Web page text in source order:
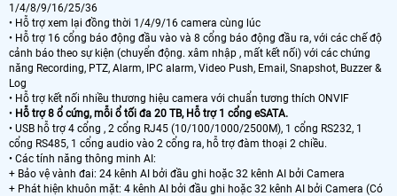
1/4/8/9/16/25/36
• Hỗ trợ xem lại đồng thời 1/4/9/16 camera cùng lúc
• Hỗ trợ 16 cổng báo động đầu vào và 8 cổng báo động đầu ra, với các chế độ
cảnh báo theo sự kiện (chuyển động. xâm nhập , mất kết nối) với các chứng
năng Recording, PTZ, Alarm, IPC alarm, Video Push, Email, Snapshot, Buzzer &
Log
• Hỗ trợ kết nối nhiều thương hiệu camera với chuẩn tương thích ONVIF
• Hỗ trợ 8 ổ cứng, mỗi ổ tối đa 20 TB, Hỗ trợ 1 cổng eSATA.
• USB hỗ trợ 4 cổng , 2 cổng RJ45 (10/100/1000/2500M), 1 cổng RS232, 1
cổng RS485, 1 cổng audio vào 2 cổng ra, hỗ trợ đàm thoại 2 chiều.
• Các tính năng thông minh AI:
+ Bảo vệ vành đai: 24 kênh AI bởi đầu ghi hoặc 32 kênh AI bởi Camera
+ Phát hiện khuôn mặt: 4 kênh AI bởi đầu ghi hoặc 32 kênh AI bởi Camera (Có